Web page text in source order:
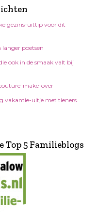
gezins-uittip voor dit
poetsen
ook in de smaak valt bij
make-over
vakantie-uitje met tieners
Top 5 Familieblogs